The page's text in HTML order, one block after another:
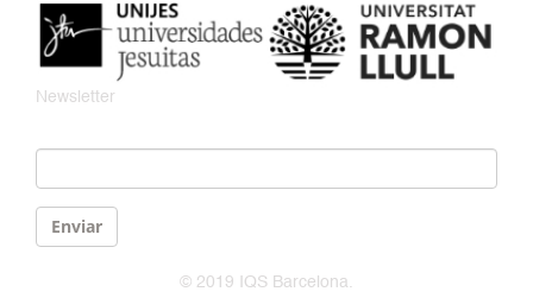
Newsletter
Enviar
© 2019 IQS Barcelona.